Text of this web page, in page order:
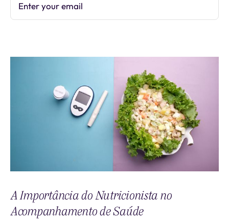
Enter your email
A Importância do Nutricionista no
Acompanhamento de Saúde